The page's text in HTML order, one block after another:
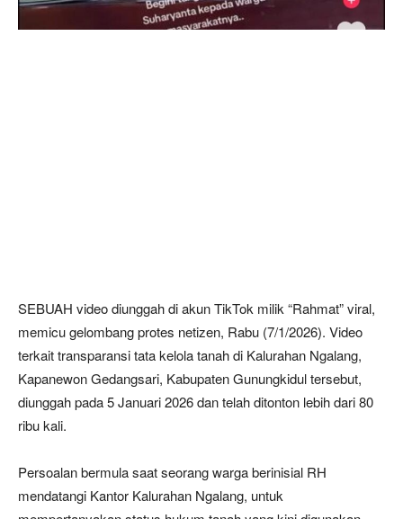
SEBUAH video diunggah di akun TikTok milik “Rahmat” viral,
memicu gelombang protes netizen, Rabu (7/1/2026). Video
terkait transparansi tata kelola tanah di Kalurahan Ngalang,
Kapanewon Gedangsari, Kabupaten Gunungkidul tersebut,
diunggah pada 5 Januari 2026 dan telah ditonton lebih dari 80
ribu kali.
Persoalan bermula saat seorang warga berinisial RH
mendatangi Kantor Kalurahan Ngalang, untuk